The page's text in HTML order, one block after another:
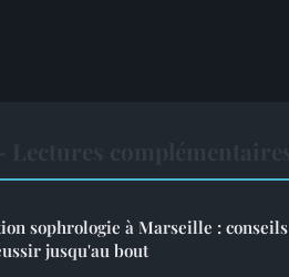
sophrologie à Marseille : conseils
jusqu'au bout